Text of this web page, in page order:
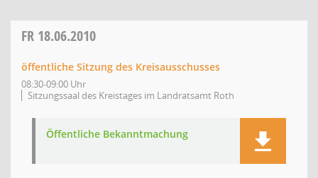
FR 18.06.2010
öffentliche Sitzung des Kreisausschusses
08:30-09:00 Uhr
Sitzungssaal des Kreistages im Landratsamt Roth
Öffentliche Bekanntmachung